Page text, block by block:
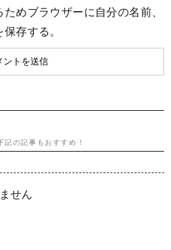
めブラウザーに自分の名前、
存する。
の記事もおすすめ！
せん